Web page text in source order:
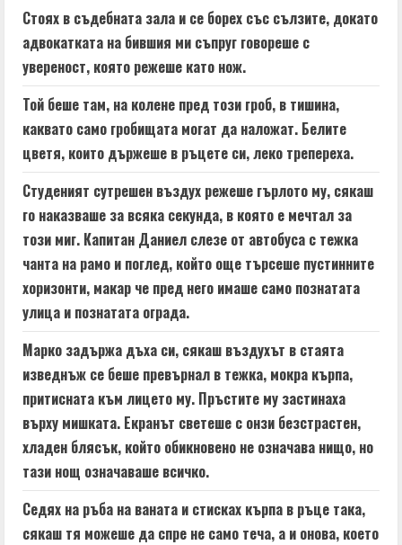
R
e
a
d
i
n
g
Стоях в съдебната зала и се борех със сълзите, докато
адвокатката на бившия ми съпруг говореше с
увереност, която режеше като нож.
Той беше там, на колене пред този гроб, в тишина,
каквато само гробищата могат да наложат. Белите
цветя, които държеше в ръцете си, леко трепереха.
Студеният сутрешен въздух режеше гърлото му, сякаш
го наказваше за всяка секунда, в която е мечтал за
този миг. Капитан Даниел слезе от автобуса с тежка
чанта на рамо и поглед, който още търсеше пустинните
хоризонти, макар че пред него имаше само познатата
улица и познатата ограда.
Марко задържа дъха си, сякаш въздухът в стаята
изведнъж се беше превърнал в тежка, мокра кърпа,
притисната към лицето му. Пръстите му застинаха
върху мишката. Екранът светеше с онзи безстрастен,
хладен блясък, който обикновено не означава нищо, но
тази нощ означаваше всичко.
Седях на ръба на ваната и стисках кърпа в ръце така,
сякаш тя можеше да спре не само теча, а и онова, което